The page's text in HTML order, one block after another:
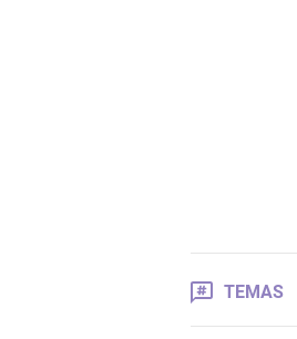
TEMAS